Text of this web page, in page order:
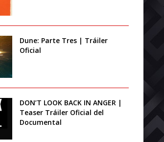
Dune: Parte Tres | Tráiler
Oficial
DON’T LOOK BACK IN ANGER |
Teaser Tráiler Oficial del
Documental